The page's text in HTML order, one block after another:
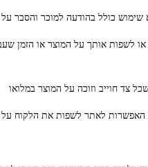
לשפות אותך על המוצר או